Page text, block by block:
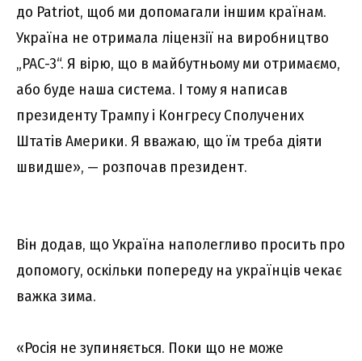
до Patriot, щоб ми допомагали іншим країнам.
Україна не отримала ліцензії на виробництво
„PAC-3“. Я вірю, що в майбутньому ми отримаємо,
або буде наша система. І тому я написав
президенту Трампу і Конгресу Сполучених
Штатів Америки. Я вважаю, що їм треба діяти
швидше», — розпочав президент.
Він додав, що Україна наполегливо просить про
допомогу, оскільки попереду на українців чекає
важка зима.
«Росія не зупиняється. Поки що не може